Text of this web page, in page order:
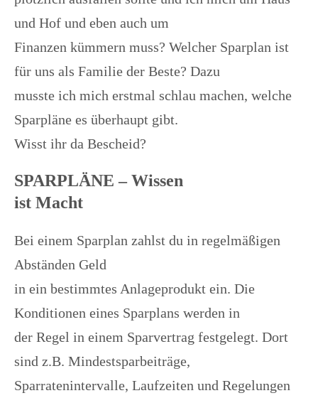
und Hof und eben auch um
Finanzen kümmern muss? Welcher Sparplan ist
für uns als Familie der Beste? Dazu
musste ich mich erstmal schlau machen, welche
Sparpläne es überhaupt gibt.
Wisst ihr da Bescheid?
SPARPLÄNE – Wissen
ist Macht
Bei einem Sparplan zahlst du in regelmäßigen
Abständen Geld
in ein bestimmtes Anlageprodukt ein. Die
Konditionen eines Sparplans werden in
der Regel in einem Sparvertrag festgelegt. Dort
sind z.B. Mindestsparbeiträge,
Sparratenintervalle, Laufzeiten und Regelungen